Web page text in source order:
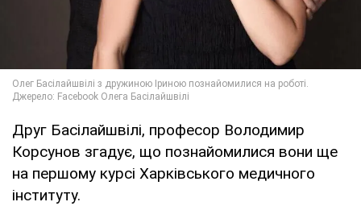
Друг Басілайшвілі, професор Володимир
Корсунов згадує, що познайомилися вони ще
на першому курсі Харківського медичного
інституту.